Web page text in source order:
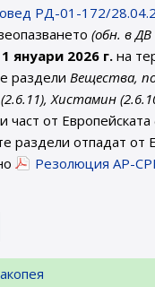
РД-01-172/
(обн. в ДВ
януари 2026 г. на
раздели Вещества,
Хистамин
част от
раздели отпадат от
Резолюция AP-